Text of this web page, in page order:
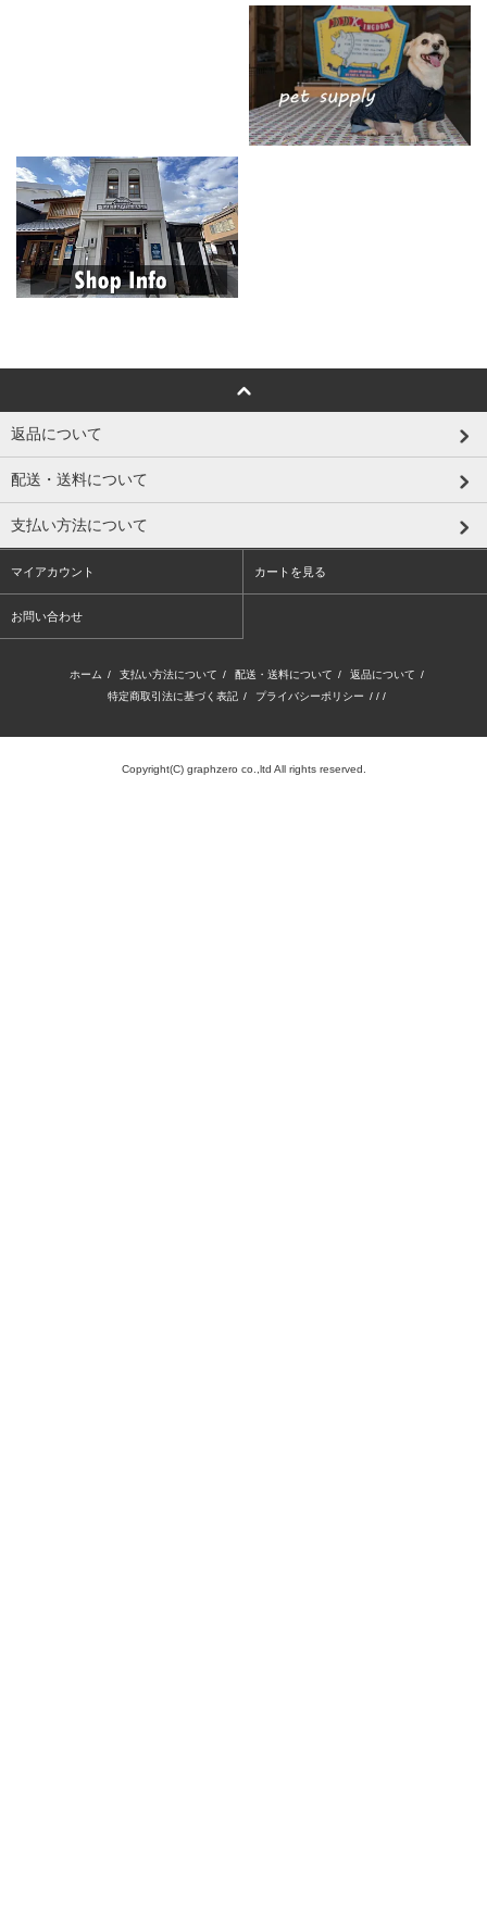
返品について
配送・送料について
支払い方法について
マイアカウント カートを見る
お問い合わせ
ホーム / 支払い方法について / 配送・送料について / 返品について /
特定商取引法に基づく表記 / プライバシーポリシー / / /
Copyright(C) graphzero co.,ltd All rights reserved.